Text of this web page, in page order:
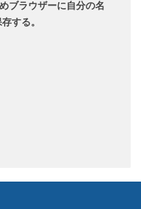
ブラウザーに自分の名
する。